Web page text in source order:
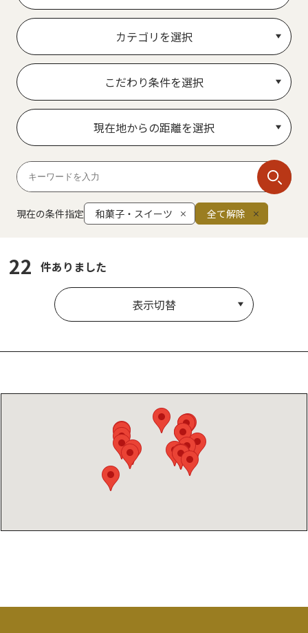
カテゴリを選択
こだわり条件を選択
現在地からの距離を選択
現在の条件指定 和菓子・スイーツ 全て解除
22 件ありました
表示切替